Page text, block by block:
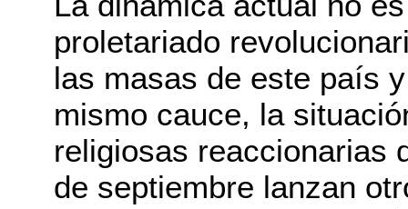
proletariado
las masas de este país
mismo cauce, la
religiosas reaccionarias
de septiembre lanzan